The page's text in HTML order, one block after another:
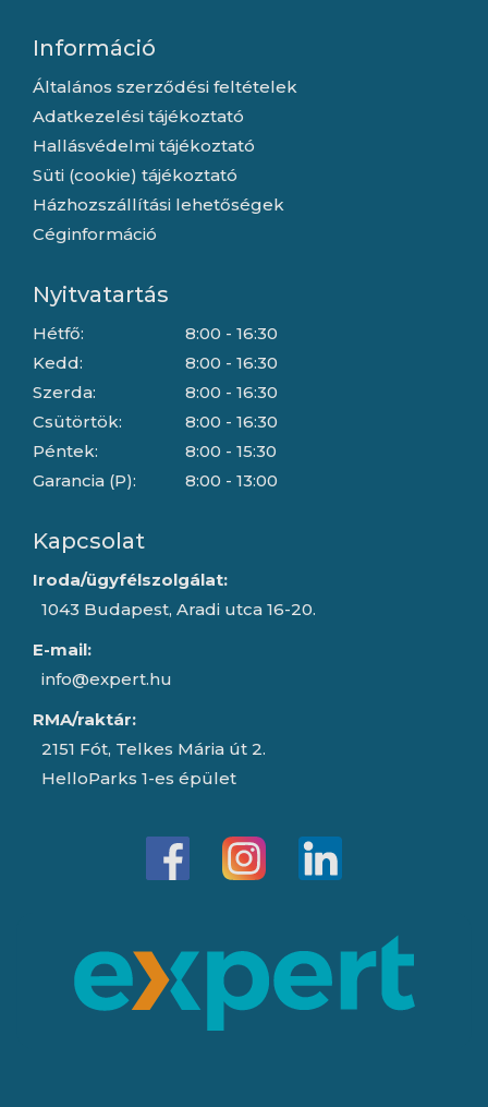
Információ
Általános szerződési feltételek
Adatkezelési tájékoztató
Hallásvédelmi tájékoztató
Süti (cookie) tájékoztató
Házhozszállítási lehetőségek
Céginformáció
Nyitvatartás
Hétfő:
Kedd:
Szerda:
Csütörtök:
Péntek:
Garancia (P):
8:00 - 16:30
8:00 - 16:30
8:00 - 16:30
8:00 - 16:30
8:00 - 15:30
8:00 - 13:00
Kapcsolat
Iroda/ügyfélszolgálat:
1043 Budapest, Aradi utca 16-20.
E-mail:
info@expert.hu
RMA/raktár:
2151 Fót, Telkes Mária út 2.
HelloParks 1-es épület